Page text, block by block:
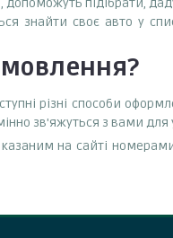
знайти своє авто у
різні способи
зв'яжуться з вами
на сайті